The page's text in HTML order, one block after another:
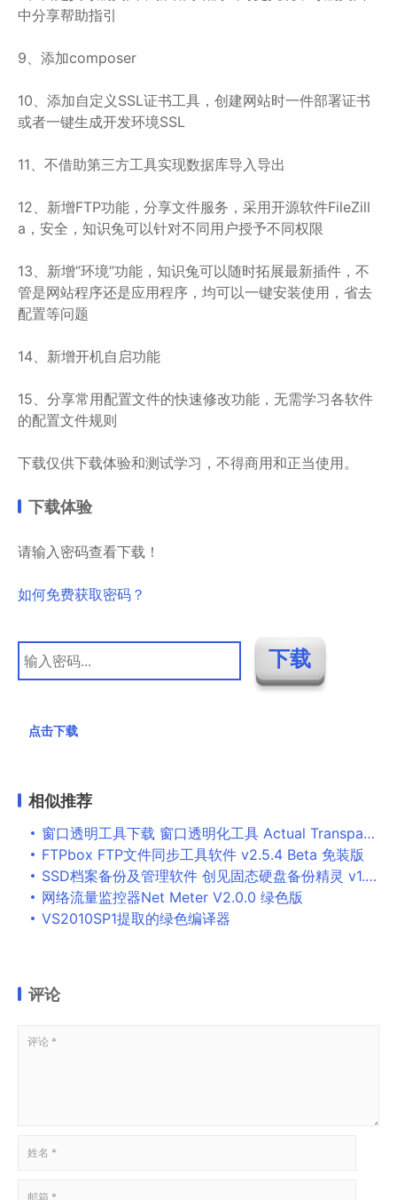
中分享帮助指引
9、添加composer
10、添加自定义SSL证书工具，创建网站时一件部署证书
或者一键生成开发环境SSL
11、不借助第三方工具实现数据库导入导出
12、新增FTP功能，分享文件服务，采用开源软件FileZill
a，安全，知识兔可以针对不同用户授予不同权限
13、新增”环境”功能，知识兔可以随时拓展最新插件，不
管是网站程序还是应用程序，均可以一键安装使用，省去
配置等问题
14、新增开机自启功能
15、分享常用配置文件的快速修改功能，无需学习各软件
的配置文件规则
下载仅供下载体验和测试学习，不得商用和正当使用。
下载体验
请输入密码查看下载！
如何免费获取密码？
点击下载
相似推荐
窗口透明工具下载 窗口透明化工具 Actual Transparent Window v8.13 特别版(附破解教程+破解文件)
FTPbox FTP文件同步工具软件 v2.5.4 Beta 免装版
SSD档案备份及管理软件 创见固态硬盘备份精灵 v1.0 官方安装版
网络流量监控器Net Meter V2.0.0 绿色版
VS2010SP1提取的绿色编译器
评论